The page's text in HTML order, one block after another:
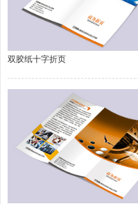
双胶纸十字折页